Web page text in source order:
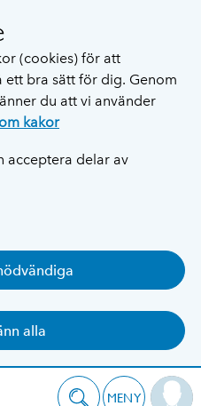
(cookies) för att
ett bra sätt för dig. Genom
du att vi använder
kakor
acceptera delar av
alla
MENY